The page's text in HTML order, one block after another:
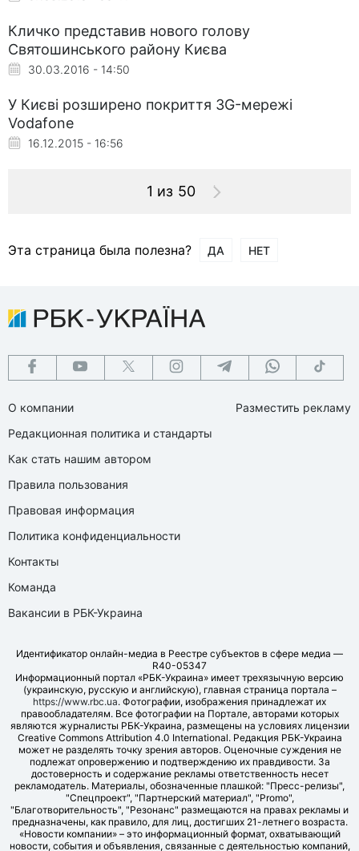
Кличко представив нового голову
Святошинського району Києва
30.03.2016 - 14:50
У Києві розширено покриття 3G-мережі
Vodafone
16.12.2015 - 16:56
1 из 50
Эта страница была полезна? ДА НЕТ
О компании
Редакционная политика и стандарты
Как стать нашим автором
Правила пользования
Правовая информация
Политика конфиденциальности
Контакты
Команда
Вакансии в РБК-Украина
Разместить рекламу
Идентификатор онлайн-медиа в Реестре субъектов в сфере медиа —
R40-05347
Информационный портал «РБК-Украина» имеет трехязычную версию
(украинскую, русскую и английскую), главная страница портала –
https://www.rbc.ua. Фотографии, изображения принадлежат их
правообладателям. Все фотографии на Портале, авторами которых
являются журналисты РБК-Украина, размещены на условиях лицензии
Creative Commons Attribution 4.0 International. Редакция РБК-Украина
может не разделять точку зрения авторов. Оценочные суждения не
подлежат опровержению и подтверждению их правдивости. За
достоверность и содержание рекламы ответственность несет
рекламодатель. Материалы, обозначенные плашкой: "Пресс-релизы",
"Спецпроект", "Партнерский материал", "Promo",
"Благотворительность", "Резонанс" размещаются на правах рекламы и
предназначены, как правило, для лиц, достигших 21-летнего возраста.
«Новости компании» – это информационный формат, охватывающий
новости, события и объявления, связанные с деятельностью компаний,